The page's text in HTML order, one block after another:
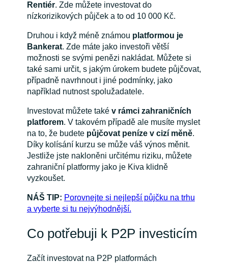
Rentiér. Zde můžete investovat do
nízkorizikových půjček a to od 10 000 Kč.
Druhou i když méně známou platformou je
Bankerat. Zde máte jako investoři větší
možnosti se svými penězi nakládat. Můžete si
také sami určit, s jakým úrokem budete půjčovat,
případně navrhnout i jiné podmínky, jako
například nutnost spolužadatele.
Investovat můžete také v rámci zahraničních
platforem. V takovém případě ale musíte myslet
na to, že budete půjčovat peníze v cizí měně.
Díky kolísání kurzu se může váš výnos měnit.
Jestliže jste nakloněni určitému riziku, můžete
zahraniční platformy jako je Kiva klidně
vyzkoušet.
NÁŠ TIP: Porovnejte si nejlepší půjčku na trhu
a vyberte si tu nejvýhodnější.
Co potřebuji k P2P investicím
Začít investovat na P2P platformách